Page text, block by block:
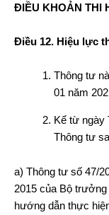
ĐIỀU KHOẢN THI
Điều 12. Hiệu lực
Thông tư
01 năm
Kể từ ngày
Thông tư
a) Thông tư số 47/
2015 của Bộ
hướng dẫn thực